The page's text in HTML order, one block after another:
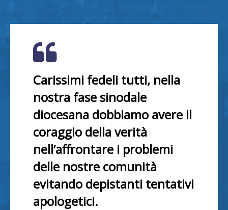
Carissimi fedeli tutti, nella
nostra fase sinodale
diocesana dobbiamo avere il
coraggio della verità
nell’affrontare i problemi
delle nostre comunità
evitando depistanti tentativi
apologetici.